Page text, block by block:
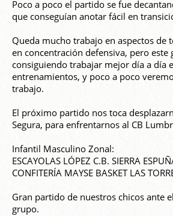
Poco a poco el partido se fue
que conseguían anotar fácil en
Queda mucho trabajo en aspectos de
en concentración defensiva, pero este
consiguiendo trabajar mejor día a día
entrenamientos, y poco a poco
trabajo.
El próximo partido nos toca
Segura, para enfrentarnos al CB
Infantil Masculino Zonal:
ESCAYOLAS LÓPEZ C.B. SIERRA
CONFITERÍA MAYSE BASKET LAS
Gran partido de nuestros chicos ante
grupo.